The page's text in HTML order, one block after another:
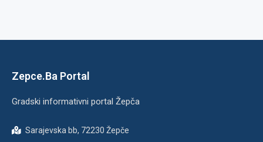
Zepce.Ba Portal
Gradski informativni portal Žepča
Sarajevska bb, 72230 Žepče